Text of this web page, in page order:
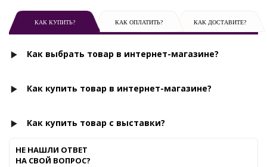
КАК КУПИТЬ? КАК ОПЛАТИТЬ? КАК ДОСТАВИТЕ?
Как выбрать товар в интернет-магазине?
Как купить товар в интернет-магазине?
Как купить товар с выставки?
НЕ НАШЛИ ОТВЕТ
НА СВОЙ ВОПРОС?